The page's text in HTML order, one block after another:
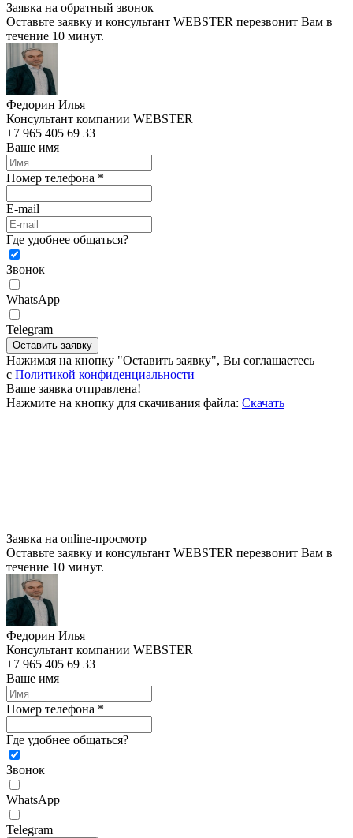
Заявка на обратный звонок
Оставьте заявку и консультант WEBSTER перезвонит Вам в
течение 10 минут.
Федорин Илья
Консультант компании WEBSTER
+7 965 405 69 33
Ваше имя
Номер телефона *
E-mail
Где удобнее общаться?
Звонок
WhatsApp
Telegram
Оставить заявку
Нажимая на кнопку "Оставить заявку", Вы соглашаетесь
c Политикой конфиденциальности
Ваше заявка отправлена!
Нажмите на кнопку для скачивания файла: Скачать
Заявка на online-просмотр
Оставьте заявку и консультант WEBSTER перезвонит Вам в
течение 10 минут.
Федорин Илья
Консультант компании WEBSTER
+7 965 405 69 33
Ваше имя
Номер телефона *
Где удобнее общаться?
Звонок
WhatsApp
Telegram